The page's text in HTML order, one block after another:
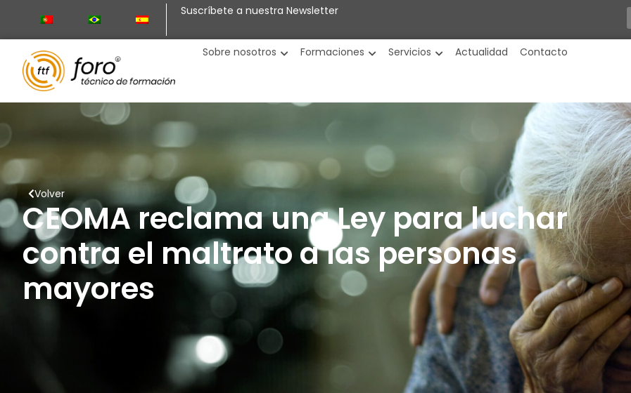
Suscríbete a nuestra Newsletter
Sobre nosotros Formaciones Servicios Actualidad Contacto
Volver
CEOMA reclama una Ley para luchar
contra el maltrato a las personas
mayores